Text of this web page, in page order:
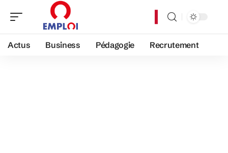
Actus Business Pédagogie Recrutement